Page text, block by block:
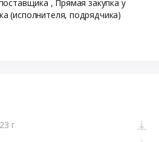
, Прямая закупка у
(исполнителя, подрядчика)
г